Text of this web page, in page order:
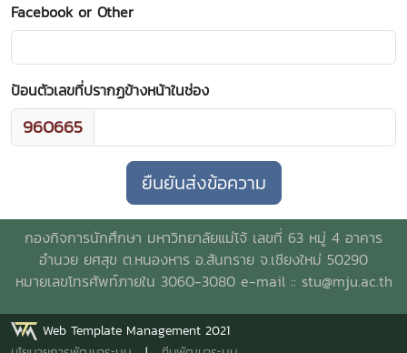
Facebook or Other
ป้อนตัวเลขที่ปรากฏข้างหน้าในช่อง
960665
กองกิจการนักศึกษา มหาวิทยาลัยแม่โจ้ เลขที่ 63 หมู่ 4 อาคาร
อำนวย ยศสุข ต.หนองหาร อ.สันทราย จ.เชียงใหม่ 50290
หมายเลขโทรศัพท์ภายใน 3060-3080 e-mail :: stu@mju.ac.th
Web Template Management 2021